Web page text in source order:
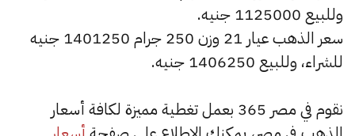
وللبيع 1125000 جنيه.
سعر الذهب عيار 21 وزن 250 جرام 1401250 جنيه
للشراء، وللبيع 1406250 جنيه.
نقوم في مصر 365 بعمل تغطية مميزة لكافة أسعار